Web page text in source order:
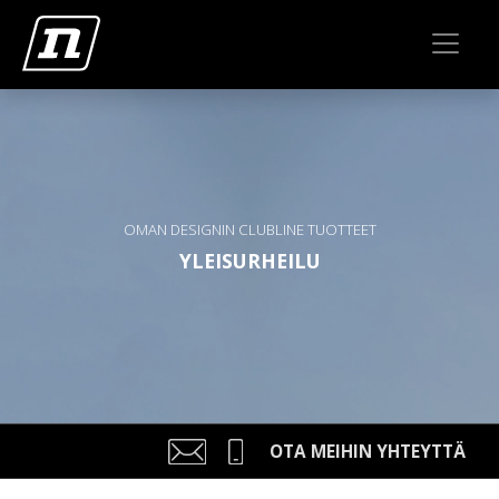
OMAN DESIGNIN CLUBLINE TUOTTEET
YLEISURHEILU
OTA MEIHIN YHTEYTTÄ